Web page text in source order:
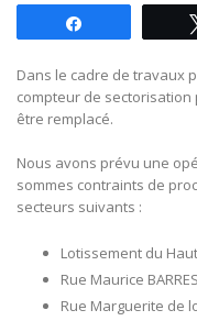
Dans le cadre de travaux
compteur de sectorisation
être remplacé.
Nous avons prévu une
sommes contraints de
secteurs suivants :
Lotissement du
Rue Maurice BARRES
Rue Marguerite de